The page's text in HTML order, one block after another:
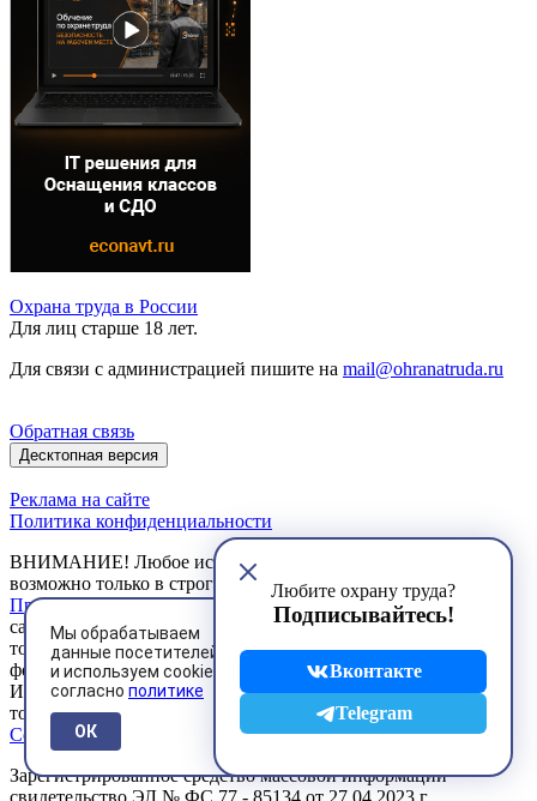
Мы обрабатываем
данные посетителей
и используем cookies
согласно политике
ОК
Любите охрану труда?
Подписывайтесь!
Вконтакте
Telegram
Охрана труда в России
Для лиц старше 18 лет.
Для связи с администрацией пишите на mail@ohranatruda.ru
Обратная связь
Десктопная версия
Реклама на сайте
Политика конфиденциальности
ВНИМАНИЕ! Любое использование материалов сайта
возможно только в строгом соответствии с установленными
Правилами. Любое коммерческое использование материалов
сайта и их публикация в печатных изданиях допускается
только на основании договоров, заключенных в письменной
форме.
Использование Пользователем сервисов сайта возможно
только на условиях, предусмотренныхПользовательским
Соглашением
Зарегистрированное средство массовой информации